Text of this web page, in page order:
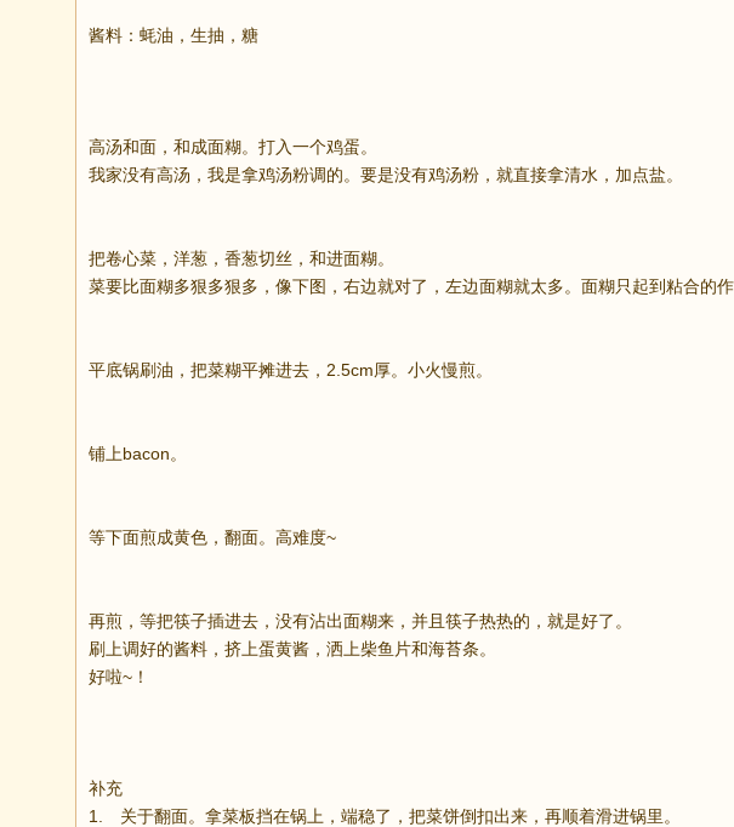
酱料：蚝油，生抽，糖
高汤和面，和成面糊。打入一个鸡蛋。
我家没有高汤，我是拿鸡汤粉调的。要是没有鸡汤粉，就直接拿清水，加点盐。
把卷心菜，洋葱，香葱切丝，和进面糊。
菜要比面糊多狠多狠多，像下图，右边就对了，左边面糊就太多。面糊只起到粘合的
平底锅刷油，把菜糊平摊进去，2.5cm厚。小火慢煎。
铺上bacon。
等下面煎成黄色，翻面。高难度~
再煎，等把筷子插进去，没有沾出面糊来，并且筷子热热的，就是好了。
刷上调好的酱料，挤上蛋黄酱，洒上柴鱼片和海苔条。
好啦~！
补充
1. 关于翻面。拿菜板挡在锅上，端稳了，把菜饼倒扣出来，再顺着滑进锅里。